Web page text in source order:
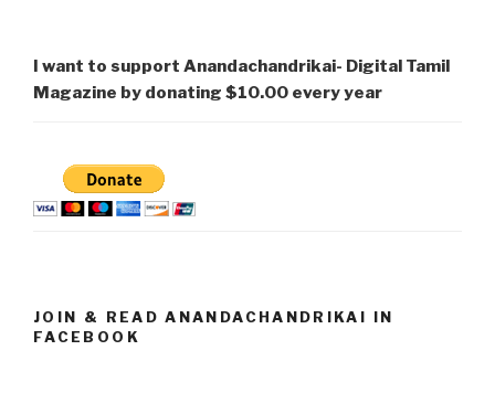
I want to support Anandachandrikai- Digital Tamil
Magazine by donating $10.00 every year
JOIN & READ ANANDACHANDRIKAI IN
FACEBOOK